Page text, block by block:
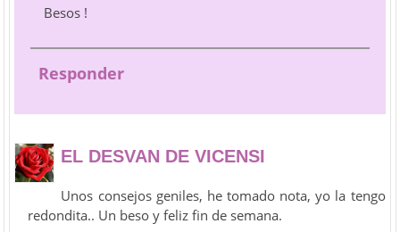
Besos !
Responder
EL DESVAN DE VICENSI
Unos consejos geniles, he tomado nota, yo la tengo
redondita.. Un beso y feliz fin de semana.